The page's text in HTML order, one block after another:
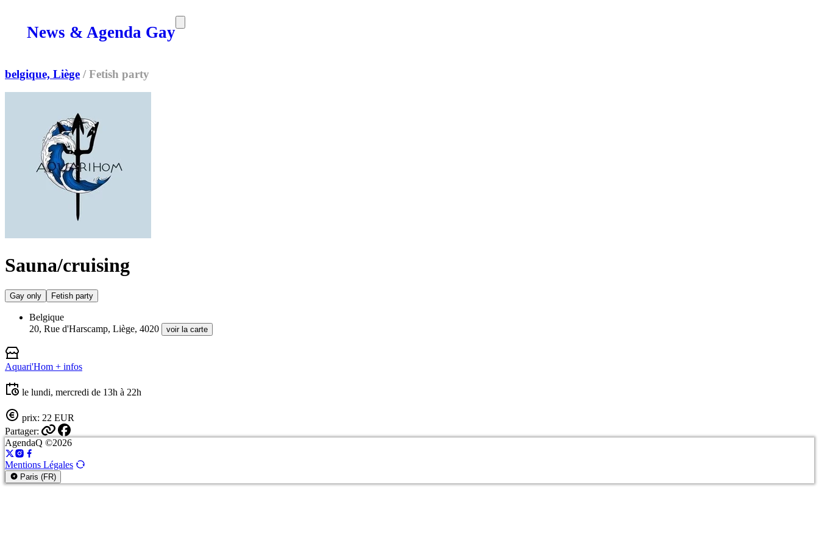
News & Agenda Gay
belgique, Liège / Fetish party
Sauna/cruising
Gay only Fetish party
Belgique
20, Rue d'Harscamp, Liège, 4020
voir la carte
Aquari'Hom + infos
le lundi, mercredi de 13h à 22h
prix: 22 EUR
Partager:
AgendaQ ©2026
Mentions Légales
Paris (FR)